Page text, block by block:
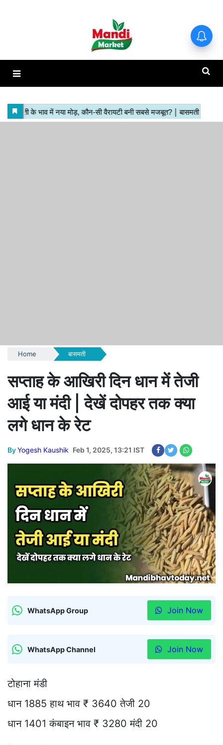
Home बासमती
सप्ताह के आखिरी दिन धान में तेजी
आई या मंदी | देखें दोपहर तक क्या
लगे धान के रेट
ByYogesh Kaushik Feb 1, 2025, 13:21 IST
WhatsApp Group Join Now
WhatsApp Channel Join Now
टोहाना मंडी
धान 1885 हाथ भाव ₹ 3640 तेजी 20
धान 1401 कंबाइन भाव ₹ 3280 मंदी 20